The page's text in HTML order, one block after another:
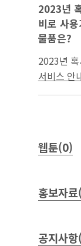
2023년
비로 사
물품은?
2023년
사용가능
서비스 안
웹툰(0)
홍보자
공지사